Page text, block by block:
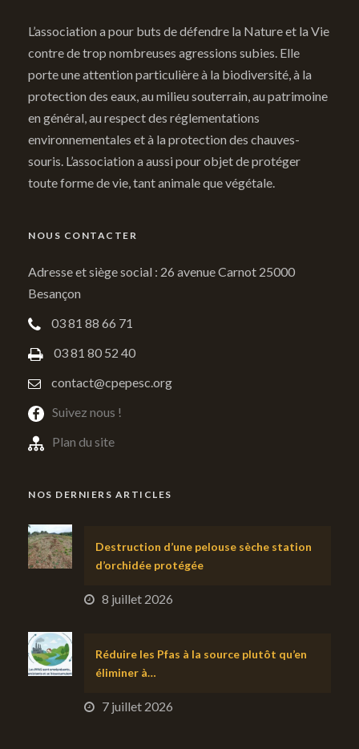
L’association a pour buts de défendre la Nature et la Vie
contre de trop nombreuses agressions subies. Elle
porte une attention particulière à la biodiversité, à la
protection des eaux, au milieu souterrain, au patrimoine
en général, au respect des réglementations
environnementales et à la protection des chauves-
souris. L’association a aussi pour objet de protéger
toute forme de vie, tant animale que végétale.
NOUS CONTACTER
Adresse et siège social : 26 avenue Carnot 25000
Besançon
03 81 88 66 71
03 81 80 52 40
contact@cpepesc.org
Suivez nous !
Plan du site
NOS DERNIERS ARTICLES
Destruction d’une pelouse sèche station
d’orchidée protégée
8 juillet 2026
Réduire les Pfas à la source plutôt qu’en
éliminer à…
7 juillet 2026